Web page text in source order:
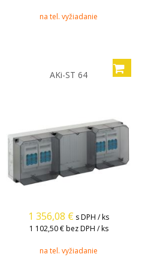
na tel. vyžiadanie
AKi-ST 64
1 356,08 € s DPH / ks
1 102,50 € bez DPH / ks
na tel. vyžiadanie